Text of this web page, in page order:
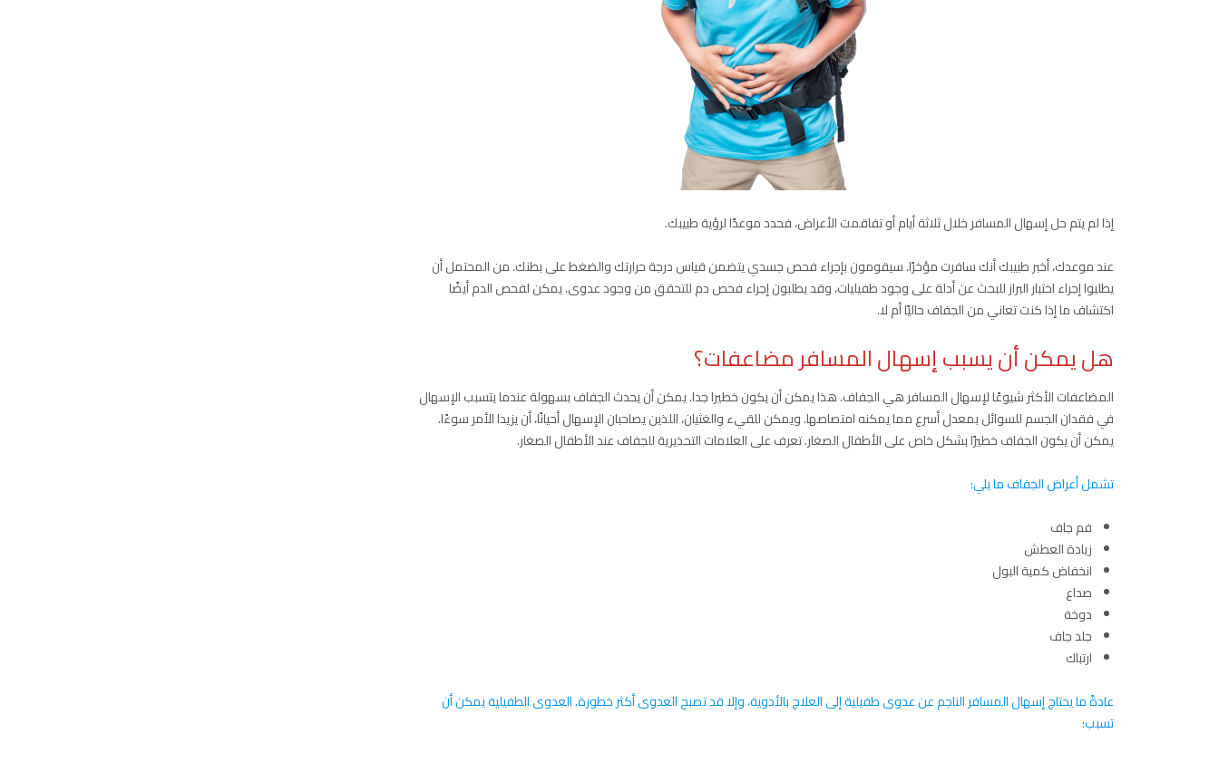
إذا لم يتم حل إسهال المسافر خلال ثلاثة أيام أو تفاقمت الأعراض، فحدد موعدًا لرؤية طبيبك.
عند موعدك، أخبر طبيبك أنك سافرت مؤخرًا. سيقومون بإجراء فحص جسدي يتضمن قياس درجة حرارتك والضغط على بطنك. من المحتمل أن
يطلبوا إجراء اختبار البراز للبحث عن أدلة على وجود طفيليات، وقد يطلبون إجراء فحص دم للتحقق من وجود عدوى. يمكن لفحص الدم أيضًا
اكتشاف ما إذا كنت تعاني من الجفاف حاليًا أم لا.
هل يمكن أن يسبب إسهال المسافر مضاعفات؟
المضاعفات الأكثر شيوعًا لإسهال المسافر هي الجفاف. هذا يمكن أن يكون خطيرا جدا. يمكن أن يحدث الجفاف بسهولة عندما يتسبب الإسهال
في فقدان الجسم للسوائل بمعدل أسرع مما يمكنه امتصاصها. ويمكن للقيء والغثيان، اللذين يصاحبان الإسهال أحيانًا، أن يزيدا الأمر سوءًا.
يمكن أن يكون الجفاف خطيرًا بشكل خاص على الأطفال الصغار. تعرف على العلامات التحذيرية للجفاف عند الأطفال الصغار.
تشمل أعراض الجفاف ما يلي:
فم جاف
زيادة العطش
انخفاض كمية البول
صداع
دوخة
جلد جاف
ارتباك
عادةً ما يحتاج إسهال المسافر الناجم عن عدوى طفيلية إلى العلاج بالأدوية، وإلا قد تصبح العدوى أكثر خطورة. العدوى الطفيلية يمكن أن
تسبب: